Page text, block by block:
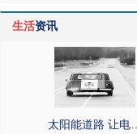
生活资讯
太阳能道路 让电…